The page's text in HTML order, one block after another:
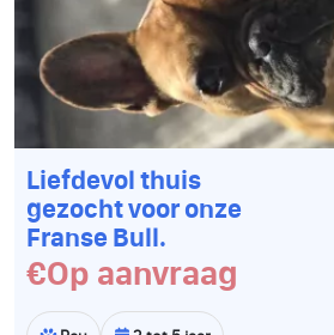
Liefdevol thuis
gezocht voor onze
Franse Bull.
€Op aanvraag